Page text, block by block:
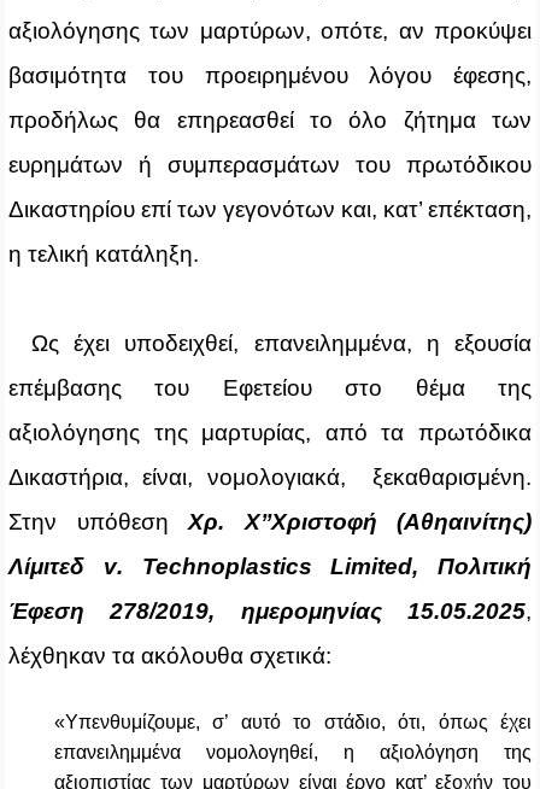
αξιολόγησης των μαρτύρων, οπότε, αν προκύψει
βασιμότητα του προειρημένου λόγου έφεσης,
προδήλως θα επηρεασθεί το όλο ζήτημα των
ευρημάτων ή συμπερασμάτων του πρωτόδικου
Δικαστηρίου επί των γεγονότων και, κατ’ επέκταση,
η τελική κατάληξη.
Ως έχει υποδειχθεί, επανειλημμένα, η εξουσία
επέμβασης του Εφετείου στο θέμα της
αξιολόγησης της μαρτυρίας, από τα πρωτόδικα
Δικαστήρια, είναι, νομολογιακά, ξεκαθαρισμένη.
Στην υπόθεση Χρ. Χ’’Χριστοφή (Αθηαινίτης)
Λίμιτεδ v. Technoplastics Limited, Πολιτική
Έφεση 278/2019, ημερομηνίας 15.05.2025,
λέχθηκαν τα ακόλουθα σχετικά:
«Υπενθυμίζουμε, σ’ αυτό το στάδιο, ότι, όπως έχει
επανειλημμένα νομολογηθεί, η αξιολόγηση της
αξιοπιστίας των μαρτύρων είναι έργο κατ’ εξοχήν του